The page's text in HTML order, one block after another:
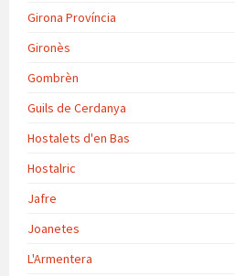
Girona Província
Gironès
Gombrèn
Guils de Cerdanya
Hostalets d'en Bas
Hostalric
Jafre
Joanetes
L'Armentera